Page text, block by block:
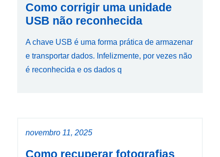
Como corrigir uma unidade
USB não reconhecida
A chave USB é uma forma prática de armazenar
e transportar dados. Infelizmente, por vezes não
é reconhecida e os dados q
novembro 11, 2025
Como recuperar fotografias